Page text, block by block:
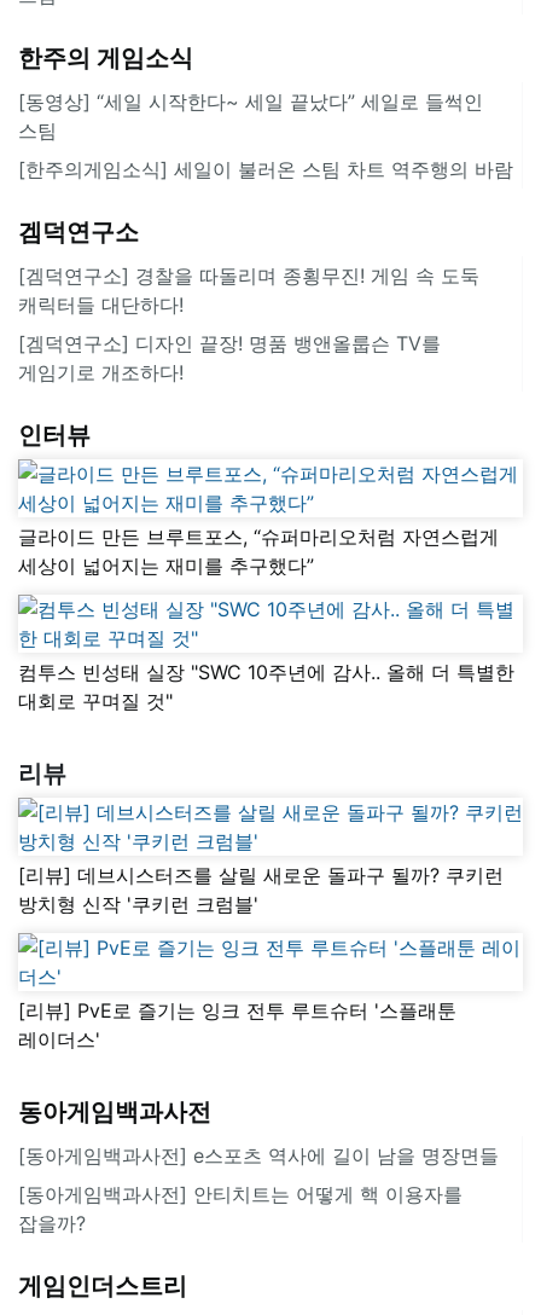
한주의 게임소식
[동영상] “세일 시작한다~ 세일 끝났다” 세일로 들썩인
스팀
[한주의게임소식] 세일이 불러온 스팀 차트 역주행의 바람
겜덕연구소
[겜덕연구소] 경찰을 따돌리며 종횡무진! 게임 속 도둑
캐릭터들 대단하다!
[겜덕연구소] 디자인 끝장! 명품 뱅앤올룹슨 TV를
게임기로 개조하다!
인터뷰
글라이드 만든 브루트포스, “슈퍼마리오처럼 자연스럽게
세상이 넓어지는 재미를 추구했다”
컴투스 빈성태 실장 "SWC 10주년에 감사.. 올해 더 특별한
대회로 꾸며질 것"
리뷰
[리뷰] 데브시스터즈를 살릴 새로운 돌파구 될까? 쿠키런
방치형 신작 '쿠키런 크럼블'
[리뷰] PvE로 즐기는 잉크 전투 루트슈터 '스플래툰
레이더스'
동아게임백과사전
[동아게임백과사전] e스포츠 역사에 길이 남을 명장면들
[동아게임백과사전] 안티치트는 어떻게 핵 이용자를
잡을까?
게임인더스트리